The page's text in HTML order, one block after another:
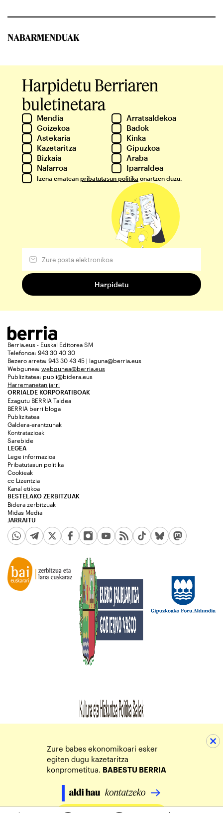
NABARMENDUAK
Harpidetu Berriaren
buletinetara
Mendia
Arratsaldekoa
Goizekoa
Badok
Astekaria
Kinka
Kazetaritza
Gipuzkoa
Bizkaia
Araba
Nafarroa
Iparraldea
Izena ematean pribatutasun politika onartzen duzu.
Berria.eus - Euskal Editorea SM
Telefonoa: 943 30 40 30
Bezero arreta: 943 30 43 45 | laguna@berria.eus
Webgunea: webgunea@berria.eus
Publizitatea: publi@bidera.eus
Harremanetan jarri
ORRIALDE KORPORATIBOAK
Ezagutu BERRIA Taldea
BERRIA berri bloga
Publizitatea
Galdera-erantzunak
Kontratazioak
Sarebide
JARRAITU
LEGEA
Lege informazioa
Pribatutasun politika
Cookieak
cc Lizentzia
Kanal etikoa
BESTELAKO ZERBITZUAK
Bidera zerbitzuak
Midas Media
Zure babes ekonomikoari esker
egiten dugu kazetaritza
konprometitua. BABESTU BERRIA